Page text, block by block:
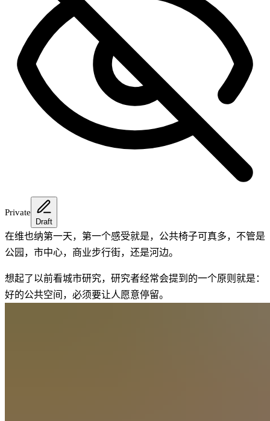
Private
Draft
在维也纳第一天，第一个感受就是，公共椅子可真多，不管是
公园，市中心，商业步行街，还是河边。
想起了以前看城市研究，研究者经常会提到的一个原则就是：
好的公共空间，必须要让人愿意停留。